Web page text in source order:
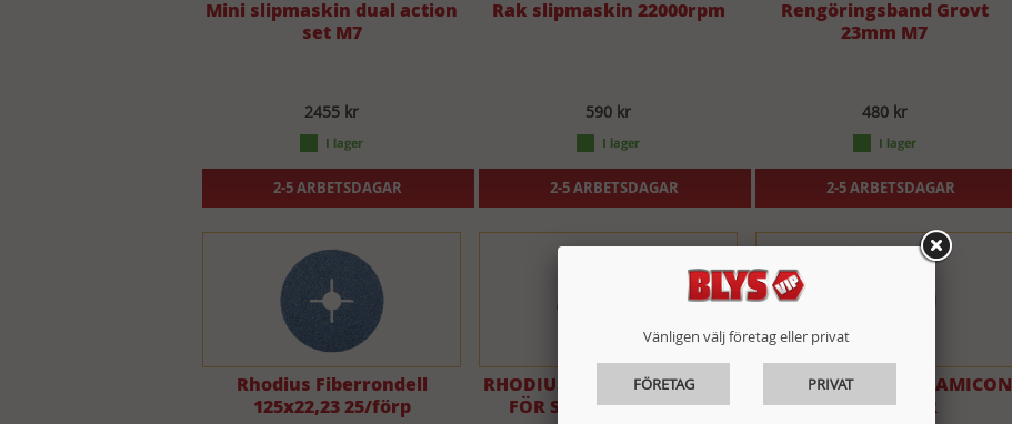
Mini slipmaskin dual action
set M7
2455 kr
2-5 ARBETSDAGAR
Rak slipmaskin 22000rpm
590 kr
2-5 ARBETSDAGAR
Rengöringsband Grovt
23mm M7
480 kr
2-5 ARBETSDAGAR
Rhodius Fiberrondell
125x22,23 25/förp
RHODIUS GUMMIEXPANDER
FÖR SLIPDUKSHYLSOR
RHODIUS RS480 CERAMICON
SLIPSKIVOR
Vänligen välj företag eller privat
FÖRETAG PRIVAT